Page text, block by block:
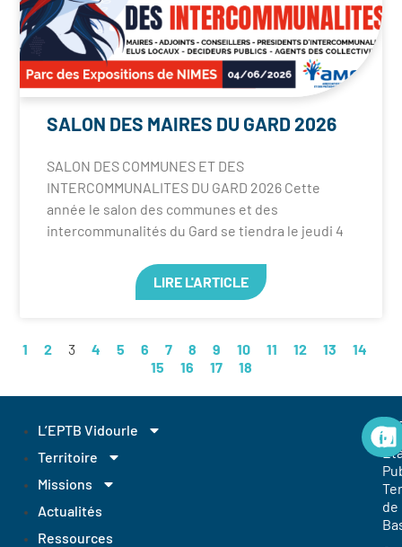
SALON DES MAIRES DU GARD 2026
SALON DES COMMUNES ET DES
INTERCOMMUNALITES DU GARD 2026 Cette
année le salon des communes et des
intercommunalités du Gard se tiendra le jeudi 4
LIRE L'ARTICLE
1 2 3 4 5 6 7 8 9 10 11 12 13
14
15
16 17 18
L’EPTB Vidourle
Territoire
Missions
Actualités
Ressources
de